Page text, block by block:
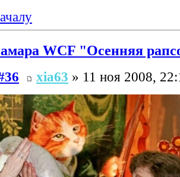
WCF "Осенняя
xia63 » 11 ноя 2008,